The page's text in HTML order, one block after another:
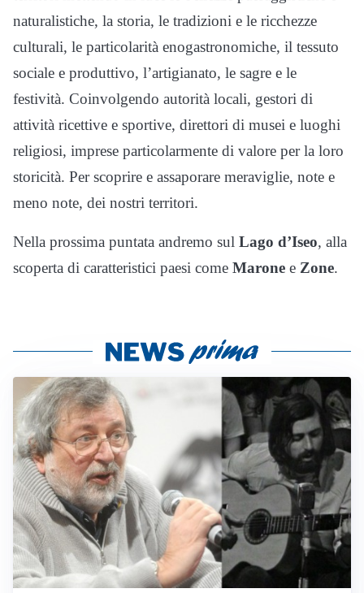
naturalistiche, la storia, le tradizioni e le ricchezze
culturali, le particolarità enogastronomiche, il tessuto
sociale e produttivo, l’artigianato, le sagre e le
festività. Coinvolgendo autorità locali, gestori di
attività ricettive e sportive, direttori di musei e luoghi
religiosi, imprese particolarmente di valore per la loro
storicità. Per scoprire e assaporare meraviglie, note e
meno note, dei nostri territori.
Nella prossima puntata andremo sul Lago d’Iseo, alla
scoperta di caratteristici paesi come Marone e Zone.